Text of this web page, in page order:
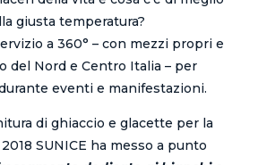
giusta temperatura?
a 360° – con mezzi propri e
del Nord e Centro Italia – per
eventi e manifestazioni.
di ghiaccio e glacette per la
SUNICE ha messo a punto